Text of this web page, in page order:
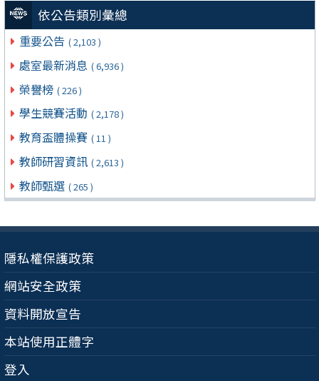
依公告類別彙總
重要公告 ( 2,103 )
處室最新消息 ( 6,936 )
榮譽榜 ( 226 )
學生競賽活動 ( 2,178 )
教育盃體操賽 ( 11 )
教師研習資訊 ( 2,613 )
教師甄選 ( 265 )
隱私權保護政策
網站安全政策
資料開放宣告
本站使用正體字
登入